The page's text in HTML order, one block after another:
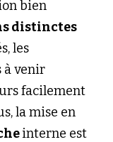
bien
distinctes
les
à venir
facilement
la mise en
interne est